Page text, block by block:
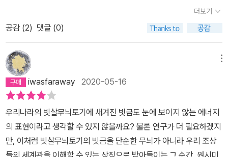
고 마늘도나눠줬고요. 몸이 아플 때는 물론이고 친구들과 잔치 약속
이 있다는 이유로도 작업에 빠질 수 있었다고하니 노예와는 거리가
집트 미술의 대해 간단히 이야기해 볼게. 고대 이집트의 그림 속 사람
을 보면 좀 어색한것을 알 수 있단다. 그 이유는 고대 이집트의 그림을
보면, 얼굴은옆모습을 하고 있고, 상체는 정면을 그리고 있고, 하체는
다시 측면을 그려 넣었단다. 특히 왕 등 신분이 높은 사람들을 그릴 때
그렇게 그렸다고 하는데 그렇게그리는 것이 영원함을 나타내기 때문
이라고 했어. 이집트 사람들은 영원함에 대해 중요시 생각한 것 같구
나. 죽은 사람의 육체를 오래 보존하기 위해 미라 같은 것을 생각해 냈
고, 미라보다더 오래 보존하는 방법으로 조각상을 만들었다고 하는구
영향을 받았다는 건 반박 불가능한 사실이거든요. ‘그리스 문명은 이
집트 문명의 영향을 받았다.‘는 말은 그럭저럭 받아들일 수 있지만, 똑
같은 이야기를 ‘유럽 문명은 아프리카 문명의 영향을 받았다.‘는 말로
바꾸면 듣기에 매우 거북한 모양입니다.- P269파라오는 원래 이집
트어로 큰 집이라는 뜻입니다. 처음에는 왕궁을 뜻하는 명칭이었다가
후대에 이르러 성스러운 권자라는 뜻을 지니게 되었죠.- P313세계의
미술을 공부해서 좋은 점 중 하나입니다. 다양한 세계의 작품에 대해
알고 있으면 우리 주변에 있는 문화재도 세계사적 맥락을 통해 더 넓
은 시야로 바라볼 수 있거든요. 때로는 그 의미를 재발견하고 때로는
그동안 몰랐던 매력을 발견하죠.- P347어쩌면 그게 미술사를 공부
로 인쇄되어 있다. 사진 출처: http://www.artinculture.kr/online/
2781 우선 이 책은 가상의 청자와 저자 사이의 대화 형식으로 기획되
었다. 이러한 대화 형식은 저자 혼자 줄줄이 설명하는 형식과 달리, 독
자가 청자의 입장에 이입해 저자와 대화하는 것처럼 느낄 수 있게 한
다. 청자의 대사와 저자의 대사는 각각 다른 색으로 인쇄되어, 청자
(에게 이입한 독자)와 저자의 대사를 구분하기 쉽게 하면서 두 사람이
서로 대화하고 있다는 느낌을 시각적으로 강조한다. '난생 처음 한 번
공부하는 미술 이야기' 2권에 실린 연대표. 책의 시각적 흐름에 따라
자연스럽게 정보를 받아들일 수 있다. 사진 출처:http://www.artin
culture.kr/online/2781그리고 텍스트의 흐름에 맞게 시각자료가
더보기
공감 (2) 댓글 (0)
iwasfaraway 2020-05-16
우리나라의 빗살무늬토기에 새겨진 빗금도 눈에 보이지 않는 에너지
의 표현이라고 생각할 수 있지 않을까요? 물론 연구가 더 필요하겠지
만, 이처럼 빗살무늬토기의 빗금을 단순한 무늬가 아니라 우리 조상
들의 세계관을 이해할 수 있는 상징으로 받아들이는 그 순간, 원시미